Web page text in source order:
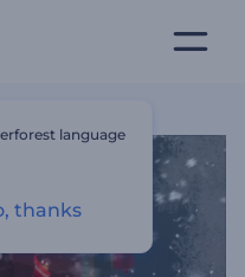
language
thanks